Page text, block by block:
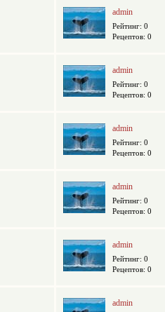
admin
Рейтинг: 0
Рецептов: 0
admin
Рейтинг: 0
Рецептов: 0
admin
Рейтинг: 0
Рецептов: 0
admin
Рейтинг: 0
Рецептов: 0
admin
Рейтинг: 0
Рецептов: 0
admin